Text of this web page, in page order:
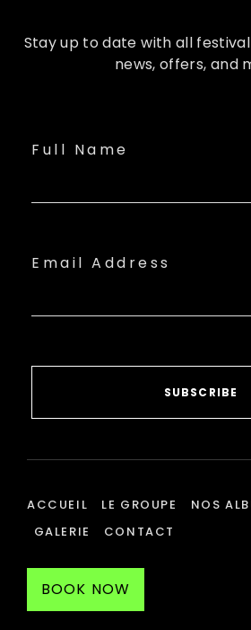
Stay up to date with all
news, offers, and
Full Name
Email Address
SUBSCRIBE
ACCUEIL LE GROUPE NOS
GALERIE
CONTACT
BOOK NOW